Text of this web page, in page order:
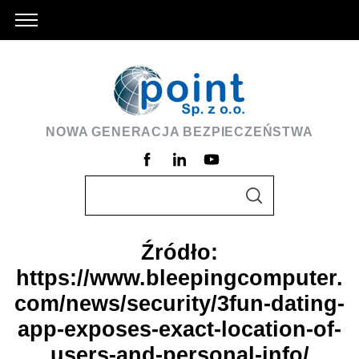
NOWA GENERACJA BEZPIECZEŃSTWA
c
h
f
o
S
Źródło:
https://www.bleepingcomputer.
com/news/security/3fun-dating-
app-exposes-exact-location-of-